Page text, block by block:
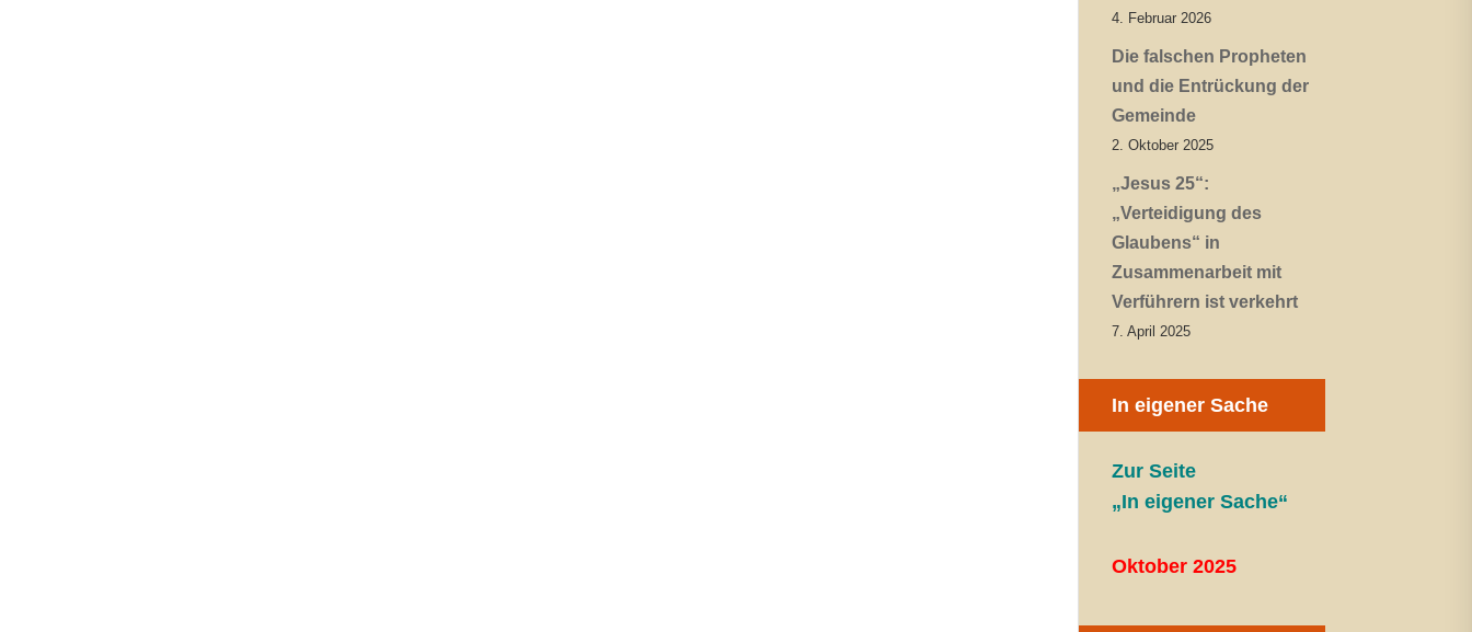
4. Februar 2026
Die falschen Propheten
und die Entrückung der
Gemeinde
2. Oktober 2025
„Jesus 25“:
„Verteidigung des
Glaubens“ in
Zusammenarbeit mit
Verführern ist verkehrt
7. April 2025
In eigener Sache
Zur Seite
„In eigener Sache“
Oktober 2025